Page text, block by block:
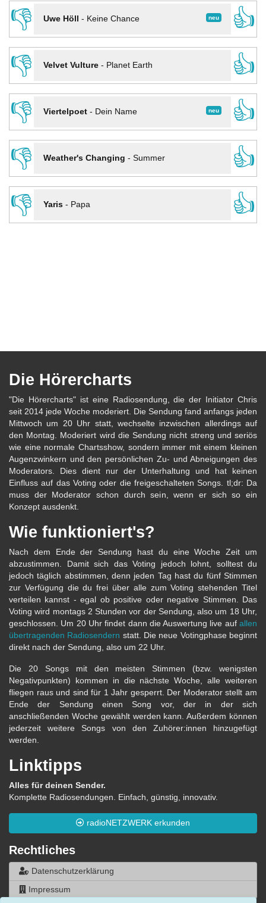
👎
neu
Uwe Höll - Keine Chance
👍
👎
Velvet Vulture- Planet Earth
👍
👎
neu
Viertelpoet- Dein Name
👍
👎
Weather's Changing - Summer
👍
👎
Yaris- Papa 👍
Die Hörercharts
"Die Hörercharts" ist eine Radiosendung, die der Initiator Chris
seit 2014 jede Woche moderiert. Die Sendung fand anfangs jeden
Mittwoch um 20 Uhr statt, wechselte inzwischen allerdings auf
den Montag. Moderiert wird die Sendung nicht streng und seriös
wie eine normale Chartsshow, sondern immer mit einem kleinen
Augenzwinkern und den persönlichen Zu- und Abneigungen des
Moderators. Dies dient nur der Unterhaltung und hat keinen
Einfluss auf das Voting oder die freigeschalteten Songs. tl;dr: Da
muss der Moderator schon durch sein, wenn er sich so ein
Konzept ausdenkt.
Wie funktioniert's?
Nach dem Ende der Sendung hast du eine Woche Zeit um
abzustimmen. Damit sich das Voting jedoch lohnt, solltest du
jedoch täglich abstimmen, denn jeden Tag hast du fünf Stimmen
zur Verfügung die du frei über alle zum Voting stehenden Titel
verteilen kannst - egal ob positive oder negative Stimmen. Das
Voting wird montags 2 Stunden vor der Sendung, also um 18 Uhr,
geschlossen. Um 20 Uhr findet dann die Auswertung live auf allen
übertragenden Radiosendern statt. Die neue Votingphase beginnt
direkt nach der Sendung, also um 22 Uhr.
Die 20 Songs mit den meisten Stimmen (bzw. wenigsten
Negativpunkten) kommen in die nächste Woche, alle weiteren
fliegen raus und sind für 1 Jahr gesperrt. Der Moderator stellt am
Ende der Sendung einen Song vor, der in der sich
anschließenden Woche gewählt werden kann. Außerdem können
jederzeit weitere Songs von den Zuhörer:innen hinzugefügt
werden.
Linktipps
Alles für deinen Sender.
Komplette Radiosendungen. Einfach, günstig, innovativ.
radioNETZWERK erkunden
Rechtliches
Datenschutzerklärung
Impressum